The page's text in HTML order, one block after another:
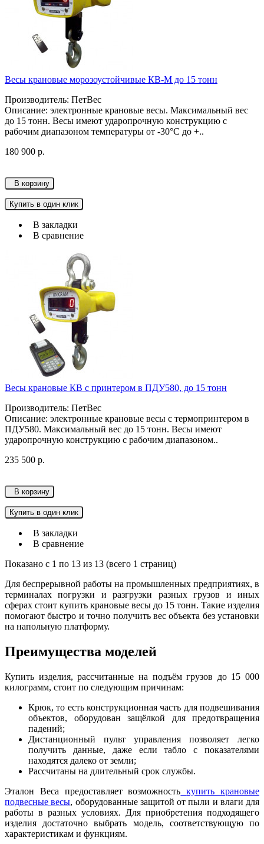
Весы крановые морозоустойчивые КВ-М до 15 тонн
Производитель: ПетВес
Описание: электронные крановые весы. Максимальный вес
до 15 тонн. Весы имеют ударопрочную конструкцию с
рабочим диапазоном температуры от -30°C до +..
180 900 р.
В корзину
Купить в один клик
В закладки
В сравнение
Весы крановые КВ с принтером в ПДУ580, до 15 тонн
Производитель: ПетВес
Описание: электронные крановые весы с термопринтером в
ПДУ580. Максимальный вес до 15 тонн. Весы имеют
ударопрочную конструкцию с рабочим диапазоном..
235 500 р.
В корзину
Купить в один клик
В закладки
В сравнение
Показано с 1 по 13 из 13 (всего 1 страниц)
Для беспрерывной работы на промышленных предприятиях, в
терминалах погрузки и разгрузки разных грузов и иных
сферах стоит купить крановые весы до 15 тонн. Такие изделия
помогают быстро и точно получить вес объекта без установки
на напольную платформу.
Преимущества моделей
Купить изделия, рассчитанные на подъём грузов до 15 000
килограмм, стоит по следующим причинам:
Крюк, то есть конструкционная часть для подвешивания
объектов, оборудован защёлкой для предотвращения
падений;
Дистанционный пульт управления позволяет легко
получить данные, даже если табло с показателями
находятся далеко от земли;
Рассчитаны на длительный срок службы.
Эталон Веса предоставляет возможность
купить крановые
подвесные весы, оборудованные защитой от пыли и влаги для
работы в разных условиях. Для приобретения подходящего
изделия достаточно выбрать модель, соответствующую по
характеристикам и функциям.